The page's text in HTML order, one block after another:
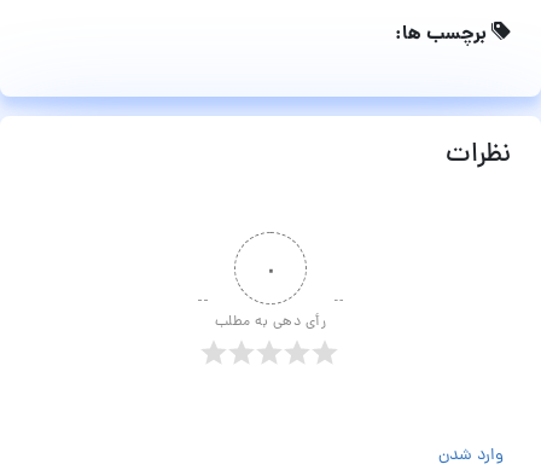
برچسب ها:
نظرات
۰
رأی دهی به مطلب
وارد شدن